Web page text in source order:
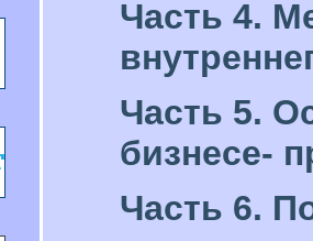
Часть 4.
Часть 5.
бизнесе-
Часть 6.